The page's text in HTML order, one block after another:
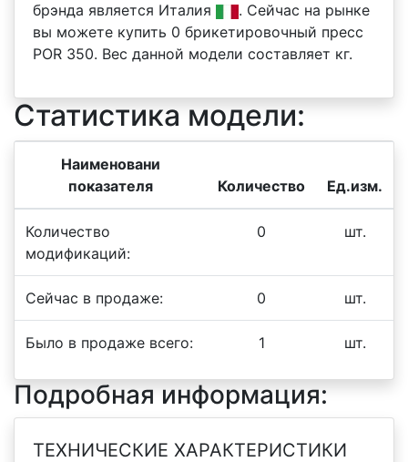
брэнда является Италия
. Сейчас на рынке
вы можете купить 0 брикетировочный пресс
POR 350. Вес данной модели составляет кг.
Статистика модели:
Наименовани
показателя
Количество Ед.изм.
Количество
модификаций:
0 шт.
Сейчас в продаже: 0 шт.
Было в продаже всего: 1 шт.
Подробная информация:
ТЕХНИЧЕСКИЕ ХАРАКТЕРИСТИКИ